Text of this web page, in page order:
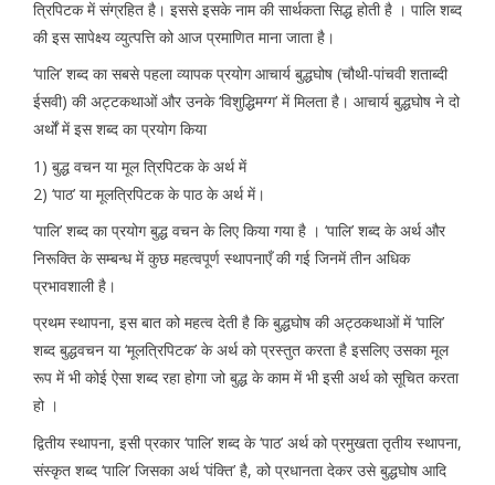
त्रिपिटक में संग्रहित है। इससे इसके नाम की सार्थकता सिद्ध होती है । पालि शब्द
की इस सापेक्ष्य व्युत्पत्ति को आज प्रमाणित माना जाता है।
‘पालि’ शब्द का सबसे पहला व्यापक प्रयोग आचार्य बुद्धघोष (चौथी-पांचवी शताब्दी
ईसवी) की अट्टकथाओं और उनके ‘विशुद्धिमग्ग’ में मिलता है। आचार्य बुद्धघोष ने दो
अर्थों में इस शब्द का प्रयोग किया
1) बुद्ध वचन या मूल त्रिपिटक के अर्थ में
2) ‘पाठ’ या मूलत्रिपिटक के पाठ के अर्थ में।
‘पालि’ शब्द का प्रयोग बुद्ध वचन के लिए किया गया है । ‘पालि’ शब्द के अर्थ और
निरूक्ति के सम्बन्ध में कुछ महत्वपूर्ण स्थापनाएँ की गई जिनमें तीन अधिक
प्रभावशाली है।
प्रथम स्थापना, इस बात को महत्व देती है कि बुद्धघोष की अट्ठकथाओं में ‘पालि’
शब्द बुद्धवचन या ‘मूलत्रिपिटक’ के अर्थ को प्रस्तुत करता है इसलिए उसका मूल
रूप में भी कोई ऐसा शब्द रहा होगा जो बुद्ध के काम में भी इसी अर्थ को सूचित करता
हो ।
द्वितीय स्थापना, इसी प्रकार ‘पालि’ शब्द के ‘पाठ’ अर्थ को प्रमुखता तृतीय स्थापना,
संस्कृत शब्द ‘पालि’ जिसका अर्थ ‘पंक्ति’ है, को प्रधानता देकर उसे बुद्धघोष आदि